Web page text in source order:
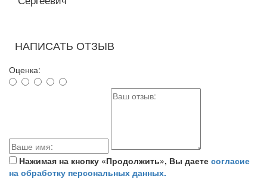
НАПИСАТЬ ОТЗЫВ
Оценка:
Нажимая на кнопку «Продолжить», Вы даете согласие
на обработку персональных данных.